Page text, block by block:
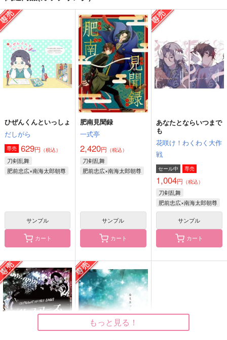
ひぜんくんといっしょ
629円（税込）
肥前忠広×南海太郎朝尊
作品詳細
きみと歩む罠のみち果
て
saucepot
605円（税込）
南海太郎朝尊×肥前忠広
サンプル
作品詳細
あなたとならいつまで
花咲け！わくわく大作
戦
1,004円（税込）
肥前忠広×南海太郎朝尊
作品詳細
十五夜堂
440円（税込）
南海太郎朝尊×女審神者
慰撫きっちん
770円（税込）
南海太郎朝尊×女審神者
サンプル
繰り寄せたとしても
ひぜんくんといっしょ
だしがら
専売 629円 （税込）
刀剣乱舞
肥前忠広×南海太郎朝尊
サンプル
カート
肥南見聞録
一式亭
2,420円 （税込）
刀剣乱舞
肥前忠広×南海太郎朝尊
サンプル
カート
あなたとならいつまで
も
花咲け！わくわく大作
戦
セール中 専売
1,004円 （税込）
刀剣乱舞
肥前忠広×南海太郎朝尊
サンプル
カート
もっと見る！